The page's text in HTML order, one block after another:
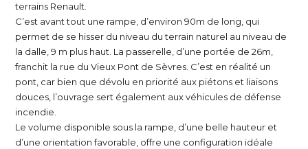
terrains Renault.
C’est avant tout une rampe, d’environ 90m de long, qui
permet de se hisser du niveau du terrain naturel au niveau de
la dalle, 9 m plus haut. La passerelle, d’une portée de 26m,
franchit la rue du Vieux Pont de Sèvres. C’est en réalité un
pont, car bien que dévolu en priorité aux piétons et liaisons
douces, l’ouvrage sert également aux véhicules de défense
incendie.
Le volume disponible sous la rampe, d’une belle hauteur et
d’une orientation favorable, offre une configuration idéale